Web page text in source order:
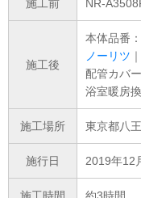
施工前 NR-
施工後
本体品番
ノーリツ ｜
配管カバ
浴室暖房
施工場所 東京都八
施行日 2019年12